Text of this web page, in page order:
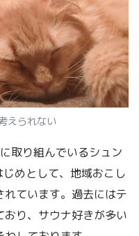
えられない
取り組んでいるシュン
じめとして、地域おこし
ています。過去にはテ
り、サウナ好きが多い